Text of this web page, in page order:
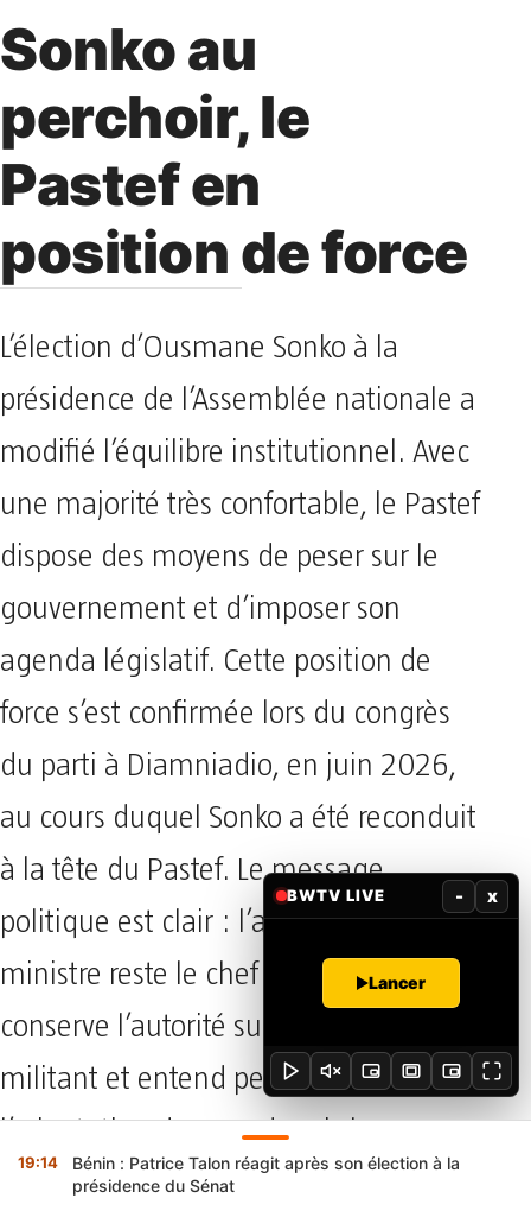
Sonko au
perchoir, le
Pastef en
position de force
L’élection d’Ousmane Sonko à la
présidence de l’Assemblée nationale a
modifié l’équilibre institutionnel. Avec
une majorité très confortable, le Pastef
dispose des moyens de peser sur le
gouvernement et d’imposer son
agenda législatif. Cette position de
force s’est confirmée lors du congrès
du parti à Diamniadio, en juin 2026,
au cours duquel Sonko a été reconduit
à la tête du Pastef. Le message
politique est clair : l’ancien Premier
ministre reste le chef du parti,
conserve l’autorité sur l’appareil
militant et entend peser sur
l’orientation du pays depuis le
Parlement.
19:14
Bénin : Patrice Talon réagit après son élection à la
présidence du Sénat
BWTV LIVE - x
Lancer